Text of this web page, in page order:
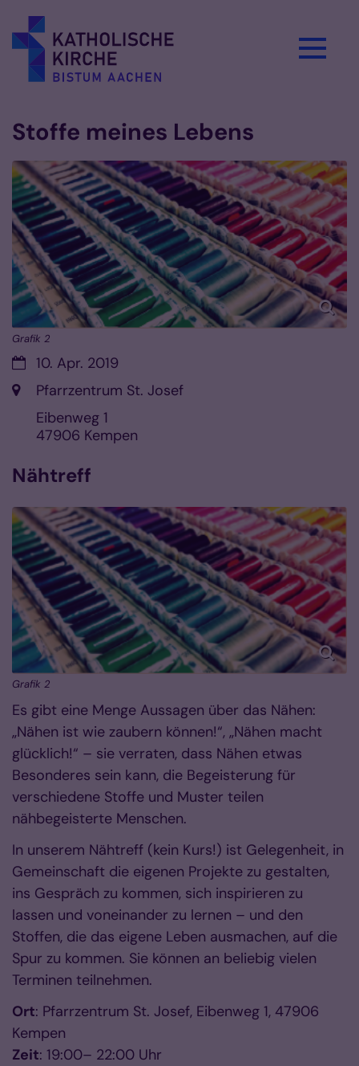
Stoffe meines Lebens
Grafik 2
Datum:10. Apr. 2019
Ort: Pfarrzentrum St. Josef
Eibenweg 1
47906 Kempen
Nähtreff
Grafik 2
Es gibt eine Menge Aussagen über das Nähen:
„Nähen ist wie zaubern können!“, „Nähen macht
glücklich!“ – sie verraten, dass Nähen etwas
Besonderes sein kann, die Begeisterung für
verschiedene Stoffe und Muster teilen
nähbegeisterte Menschen.
In unserem Nähtreff (kein Kurs!) ist Gelegenheit, in
Gemeinschaft die eigenen Projekte zu gestalten,
ins Gespräch zu kommen, sich inspirieren zu
lassen und voneinander zu lernen – und den
Stoffen, die das eigene Leben ausmachen, auf die
Spur zu kommen. Sie können an beliebig vielen
Terminen teilnehmen.
Ort: Pfarrzentrum St. Josef, Eibenweg 1, 47906
Kempen
Zeit: 19:00– 22:00 Uhr